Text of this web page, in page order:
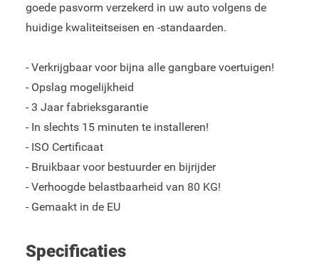
goede pasvorm verzekerd in uw auto volgens de
huidige kwaliteitseisen en -standaarden.
- Verkrijgbaar voor bijna alle gangbare voertuigen!
- Opslag mogelijkheid
- 3 Jaar fabrieksgarantie
- In slechts 15 minuten te installeren!
- ISO Certificaat
- Bruikbaar voor bestuurder en bijrijder
- Verhoogde belastbaarheid van 80 KG!
- Gemaakt in de EU
Specificaties